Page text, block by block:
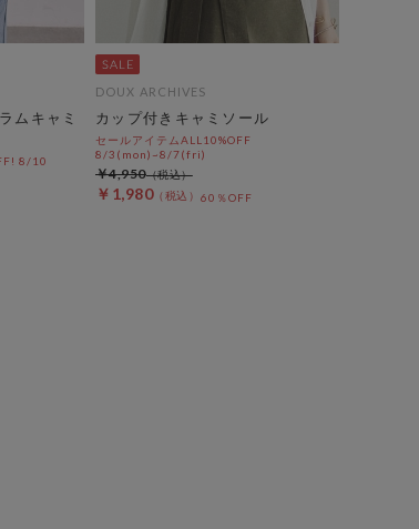
ムキャミ
8/10
DOUX ARCHIVES
カップ付きキャミソール
セールアイテムALL10%OFF
8/3(mon)~8/7(fri)
￥1,980 60％OFF
￥4,950